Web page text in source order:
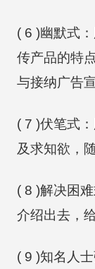
( 6 )幽默式
传产品的特
与接纳广告
( 7 )伏笔式
及求知欲，
( 8 )解决困
介绍出去，
( 9 )知名人